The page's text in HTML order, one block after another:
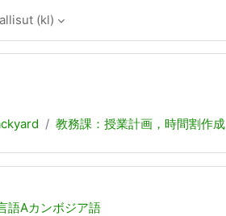
‎(kl)‎
教務課：授業計画，時間割作成
語Aカンボジア語